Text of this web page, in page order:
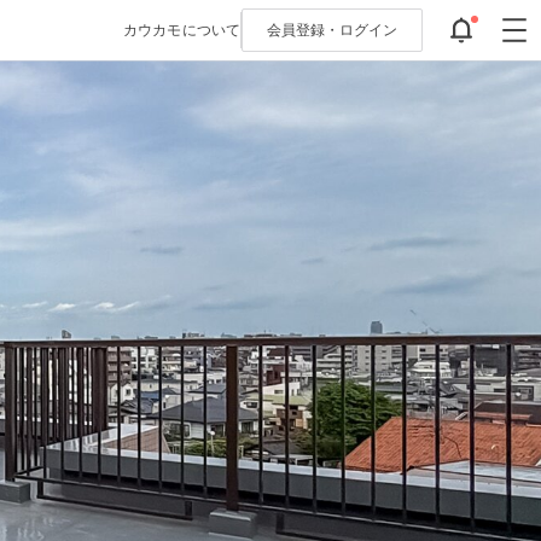
カウカモについて 会員登録・ ログイン